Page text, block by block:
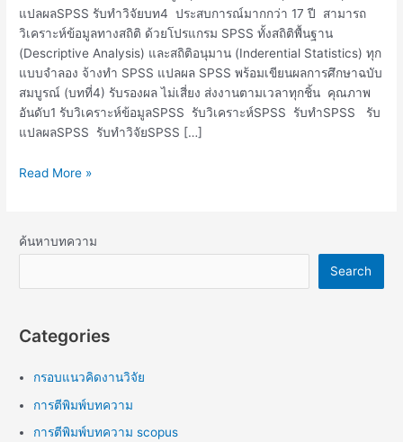
แปลผลSPSS รับทำวิจัยบท4 ประสบการณ์มากกว่า 17 ปี สามารถ
วิเคราะห์ข้อมูลทางสถิติ ด้วยโปรแกรม SPSS ทั้งสถิติพื้นฐาน
(Descriptive Analysis) และสถิติอนุมาน (Inderential Statistics) ทุก
แบบจำลอง จ้างทำ SPSS แปลผล SPSS พร้อมเขียนผลการศึกษาฉบับ
สมบูรณ์ (บทที่4) รับรองผล ไม่เสี่ยง ส่งงานตามเวลาทุกชิ้น คุณภาพ
อันดับ1 รับวิเคราะห์ข้อมูลSPSS รับวิเคราะห์SPSS รับทำSPSS รับ
แปลผลSPSS รับทำวิจัยSPSS […]
Read More »
ค้นหาบทความ
Search
Categories
กรอบแนวคิดงานวิจัย
การตีพิมพ์บทความ
การตีพิมพ์บทความ scopus